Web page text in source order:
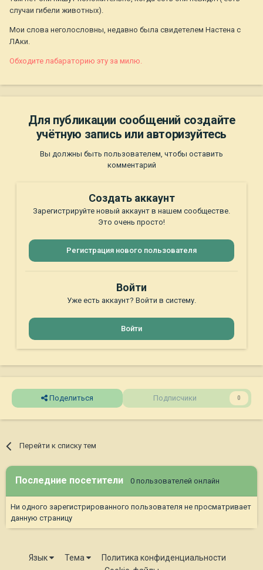
случаи гибели животных).
Мои слова неголословны, недавно была свидетелем Настена с
ЛАки.
Обходите лабараторию эту за милю.
Для публикации сообщений создайте
учётную запись или авторизуйтесь
Вы должны быть пользователем, чтобы оставить
комментарий
Создать аккаунт
Зарегистрируйте новый аккаунт в нашем сообществе.
Это очень просто!
Регистрация нового пользователя
Войти
Уже есть аккаунт? Войти в систему.
Войти
Поделиться Подписчики 0
Перейти к списку тем
Последние посетители 0 пользователей онлайн
Ни одного зарегистрированного пользователя не просматривает
данную страницу
Язык Тема
Политика конфиденциальности